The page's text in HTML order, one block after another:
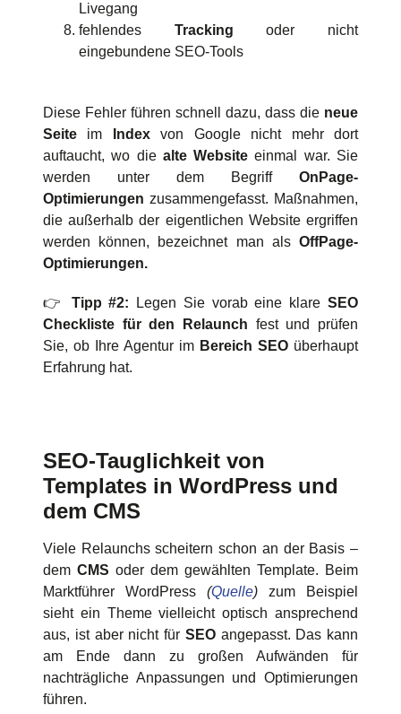
Livegang
fehlendes Tracking oder nicht
eingebundene SEO-Tools
Diese Fehler führen schnell dazu, dass die neue
Seite im Indexvon Google nicht mehr dort
auftaucht, wo die alte Website einmal war. Sie
werden unter dem Begriff OnPage-
Optimierungen zusammengefasst. Maßnahmen,
die außerhalb der eigentlichen Website ergriffen
werden können, bezeichnet man als OffPage-
Optimierungen.
👉 Tipp #2: Legen Sie vorab eine klareSEO
Checkliste für den Relaunch fest und prüfen
Sie, ob Ihre Agentur im Bereich SEO überhaupt
Erfahrung hat.
SEO-Tauglichkeit von
Templates in WordPress und
dem CMS
Viele Relaunchs scheitern schon an der Basis –
dem CMS oder dem gewählten Template. Beim
Marktführer WordPress (Quelle) zum Beispiel
sieht ein Theme vielleicht optisch ansprechend
aus, ist aber nicht für SEO angepasst. Das kann
am Ende dann zu großen Aufwänden für
nachträgliche Anpassungen und Optimierungen
führen.